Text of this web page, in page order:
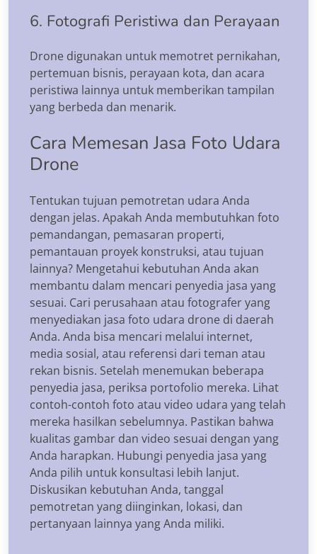
6. Fotografi Peristiwa dan Perayaan
Drone digunakan untuk memotret pernikahan,
pertemuan bisnis, perayaan kota, dan acara
peristiwa lainnya untuk memberikan tampilan
yang berbeda dan menarik.
Cara Memesan Jasa Foto Udara
Drone
Tentukan tujuan pemotretan udara Anda
dengan jelas. Apakah Anda membutuhkan foto
pemandangan, pemasaran properti,
pemantauan proyek konstruksi, atau tujuan
lainnya? Mengetahui kebutuhan Anda akan
membantu dalam mencari penyedia jasa yang
sesuai. Cari perusahaan atau fotografer yang
menyediakan jasa foto udara drone di daerah
Anda. Anda bisa mencari melalui internet,
media sosial, atau referensi dari teman atau
rekan bisnis. Setelah menemukan beberapa
penyedia jasa, periksa portofolio mereka. Lihat
contoh-contoh foto atau video udara yang telah
mereka hasilkan sebelumnya. Pastikan bahwa
kualitas gambar dan video sesuai dengan yang
Anda harapkan. Hubungi penyedia jasa yang
Anda pilih untuk konsultasi lebih lanjut.
Diskusikan kebutuhan Anda, tanggal
pemotretan yang diinginkan, lokasi, dan
pertanyaan lainnya yang Anda miliki.